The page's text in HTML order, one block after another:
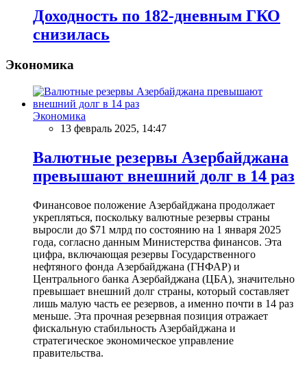
Доходность по 182-дневным ГКО
снизилась
Экономика
Экономика
13 февраль 2025, 14:47
Валютные резервы Азербайджана
превышают внешний долг в 14 раз
Финансовое положение Азербайджана продолжает
укрепляться, поскольку валютные резервы страны
выросли до $71 млрд по состоянию на 1 января 2025
года, согласно данным Министерства финансов. Эта
цифра, включающая резервы Государственного
нефтяного фонда Азербайджана (ГНФАР) и
Центрального банка Азербайджана (ЦБА), значительно
превышает внешний долг страны, который составляет
лишь малую часть ее резервов, а именно почти в 14 раз
меньше. Эта прочная резервная позиция отражает
фискальную стабильность Азербайджана и
стратегическое экономическое управление
правительства.